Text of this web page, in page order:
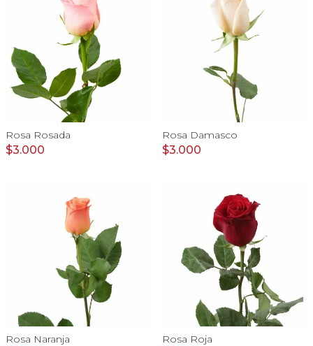
Rosa Rosada
$3.000
Rosa Damasco
$3.000
Rosa Naranja Rosa Roja